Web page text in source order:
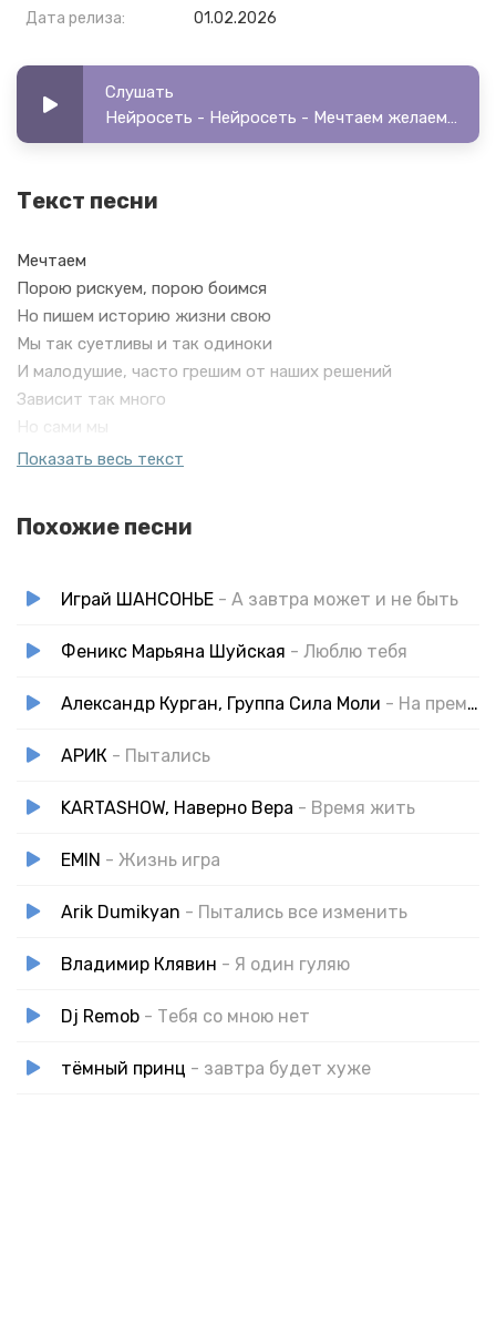
Дата релиза:
01.02.2026
Слушать
Нейросеть - Нейросеть - Мечтаем желаем чему то стремимся
Текст песни
Мечтаем
Порою рискуем, порою боимся
Но пишем историю жизни свою
Мы так суетливы и так одиноки
И малодушие, часто грешим от наших решений
Зависит так много
Но сами мы
Их принимать не спешим
И все потом, и все вчера
Успей обнять
И эту жизнь до дна испить
Простою люблю
А завтра может быть пустым
И все потом, и все вчера
Успей обнять
Успей простить
И эту жизнь до дна испить
А будет ли завтра, не знает никто
Показать весь текст
Похожие песни
Играй ШАНСОНЬЕ - А завтра может и не быть
Феникс Марьяна Шуйская - Люблю тебя
Александр Курган, Группа Сила Моли - На премьере жизни
АРИК - Пытались
KARTASHOW, Наверно Вера - Время жить
EMIN - Жизнь игра
Arik Dumikyan - Пытались все изменить
Владимир Клявин - Я один гуляю
Dj Remob - Тебя со мною нет
тёмный принц - завтра будет хуже